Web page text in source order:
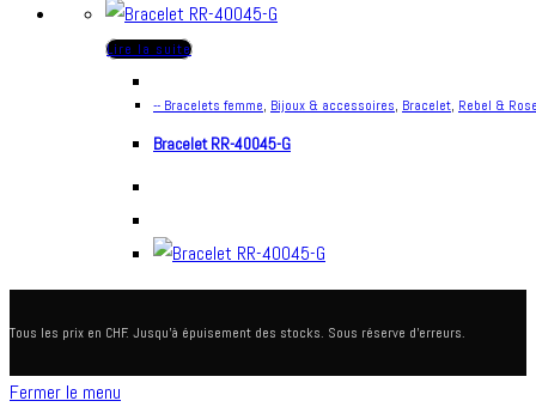
Lire la suite
-- Bracelets femme, Bijoux & accessoires, Bracelet, Rebel &
Bracelet RR-40045-G
Tous les prix en CHF. Jusqu'à épuisement des stocks. Sous réserve d'erreurs.
Fermer le menu